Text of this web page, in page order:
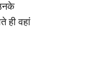
ही वहां